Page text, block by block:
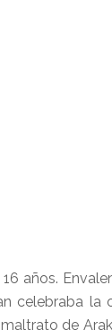
años.
celebraba la
de